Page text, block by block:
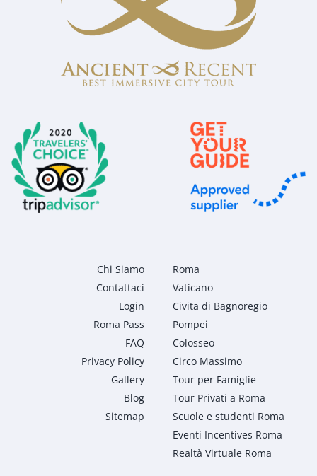
Chi Siamo
Contattaci
Login
Roma Pass
FAQ
Privacy Policy
Gallery
Blog
Sitemap
Roma
Vaticano
Civita di Bagnoregio
Pompei
Colosseo
Circo Massimo
Tour per Famiglie
Tour Privati a Roma
Scuole e studenti Roma
Eventi Incentives Roma
Realtà Virtuale Roma